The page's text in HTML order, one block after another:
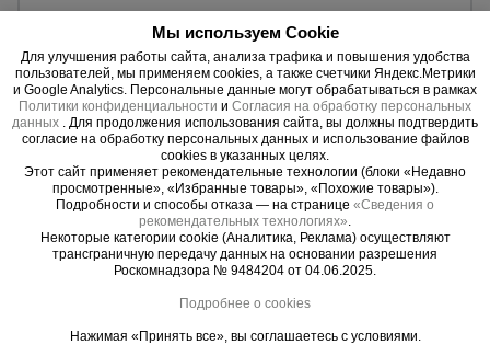
Уточнить цену
Мы используем Cookie
Для улучшения работы сайта, анализа трафика и повышения удобства
пользователей, мы применяем cookies, а также счетчики Яндекс.Метрики
и Google Analytics. Персональные данные могут обрабатываться в рамках
Политики конфиденциальности и Согласия на обработку персональных
данных . Для продолжения использования сайта, вы должны подтвердить
согласие на обработку персональных данных и использование файлов
cookies в указанных целях.
Этот сайт применяет рекомендательные технологии (блоки «Недавно
просмотренные», «Избранные товары», «Похожие товары»).
Подробности и способы отказа — на странице «Сведения о
рекомендательных технологиях».
Некоторые категории cookie (Аналитика, Реклама) осуществляют
трансграничную передачу данных на основании разрешения
Роскомнадзора № 9484204 от 04.06.2025.
Подробнее о cookies
Нажимая «Принять все», вы соглашаетесь с условиями.